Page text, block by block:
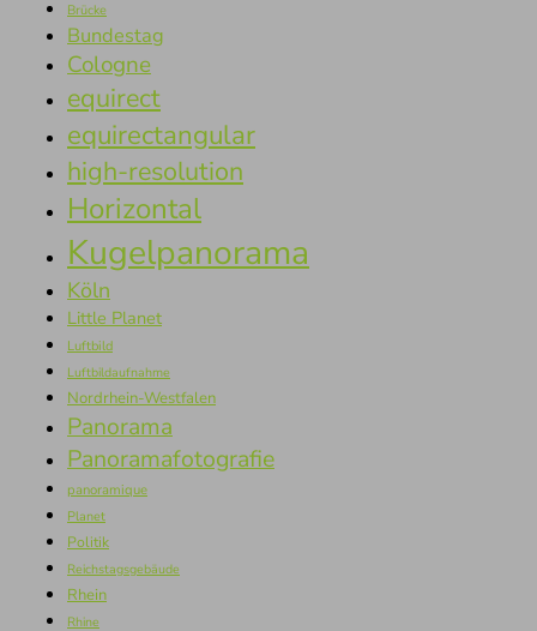
Brücke
Bundestag
Cologne
equirect
equirectangular
high-resolution
Horizontal
Kugelpanorama
Köln
Little Planet
Luftbild
Luftbildaufnahme
Nordrhein-Westfalen
Panorama
Panoramafotografie
panoramique
Planet
Politik
Reichstagsgebäude
Rhein
Rhine